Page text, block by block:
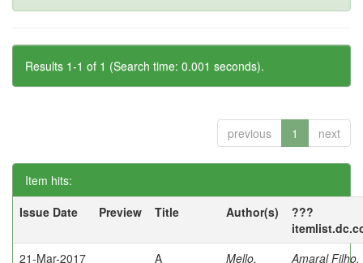
Results 1-1 of 1 (Search time: 0.001 seconds).
previous 1 next
Item hits:
Issue Date
Preview Title Author(s)
???
21-Mar-2017
A Mello, Amaral